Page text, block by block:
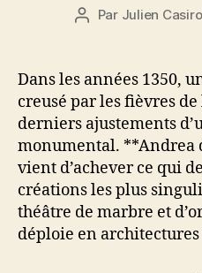
Auteur
Par Julien Casiro
Dans les années 1350,
creusé par les fièvres
derniers ajustements
monumental. **Andrea
vient d’achever ce qui
créations les plus
théâtre de marbre et
déploie en